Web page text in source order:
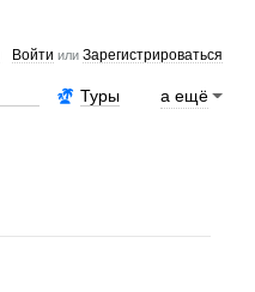
Войти илиЗарегистрироваться
а ещё
Туры